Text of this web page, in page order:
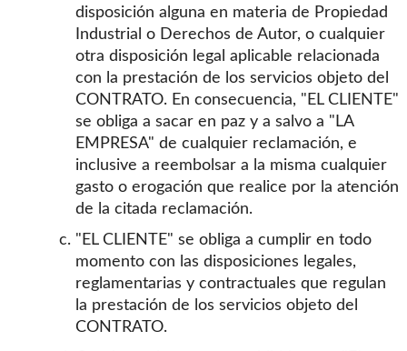
disposición alguna en materia de Propiedad
Industrial o Derechos de Autor, o cualquier
otra disposición legal aplicable relacionada
con la prestación de los servicios objeto del
CONTRATO. En consecuencia, "EL CLIENTE"
se obliga a sacar en paz y a salvo a "LA
EMPRESA" de cualquier reclamación, e
inclusive a reembolsar a la misma cualquier
gasto o erogación que realice por la atención
de la citada reclamación.
"EL CLIENTE" se obliga a cumplir en todo
momento con las disposiciones legales,
reglamentarias y contractuales que regulan
la prestación de los servicios objeto del
CONTRATO.